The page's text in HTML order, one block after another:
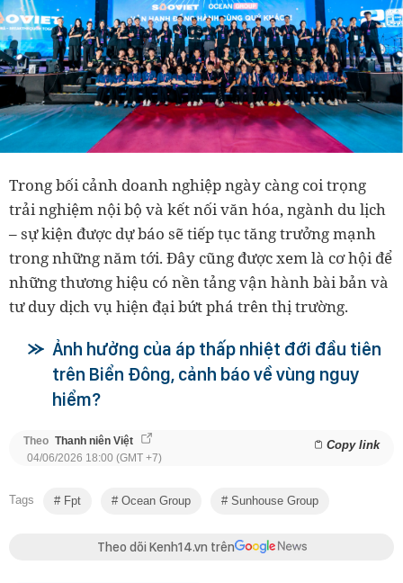
Trong bối cảnh doanh nghiệp ngày càng coi trọng
trải nghiệm nội bộ và kết nối văn hóa, ngành du lịch
– sự kiện được dự báo sẽ tiếp tục tăng trưởng mạnh
trong những năm tới. Đây cũng được xem là cơ hội để
những thương hiệu có nền tảng vận hành bài bản và
tư duy dịch vụ hiện đại bứt phá trên thị trường.
Ảnh hưởng của áp thấp nhiệt đới đầu tiên
trên Biển Đông, cảnh báo về vùng nguy
hiểm?
Theo Thanh niên Việt Copy link
04/06/2026 18:00 (GMT +7)
Tags Fpt Ocean Group Sunhouse Group
Theo dõi Kenh14.vn trên